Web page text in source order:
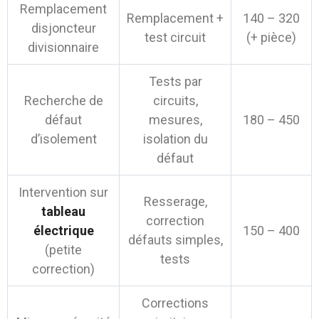
Remplacement
disjoncteur
divisionnaire
Remplacement +
test circuit
140 – 320
(+ pièce)
Recherche de
défaut
d’isolement
Tests par
circuits,
mesures,
isolation du
défaut
180 – 450
Intervention sur
tableau
électrique
(petite
correction)
Resserage,
correction
défauts simples,
tests
150 – 400
Corrections